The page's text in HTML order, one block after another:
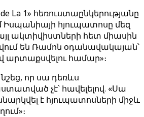
La 1» հեռուստաընկերությանը
Իսպանիայի հյուպատոսը մեզ
ակտիվիստների հետ միասին
են Ռամոն օդանավակայան՝
արտաքսվելու համար»։
որ սա դեռևս
չէ՝ հավելելով. «Սա
է հյուպատոսների միջև